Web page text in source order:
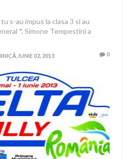
s-au impus la clasa 3 si au
*. Simone Tempestini a
IUNIE 02, 2013 0